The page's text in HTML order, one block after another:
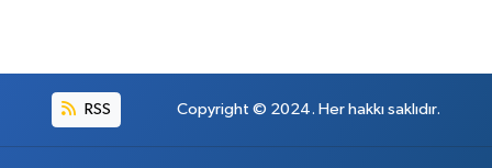
RSS Copyright © 2024. Her hakkı saklıdır.